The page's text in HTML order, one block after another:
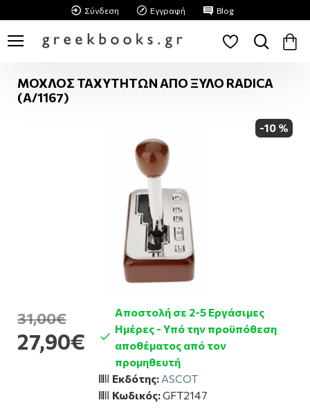
Σύνδεση Εγγραφή Blog
ΜΟΧΛΟΣ ΤΑΧΥΤΗΤΩΝ ΑΠΟ ΞΥΛΟ RADICA
(A/1167)
-10 %
27,90€
31,00€
Αποστολή σε 2-5 Εργάσιμες
Ημέρες - Υπό την προϋπόθεση
αποθέματος από τον
προμηθευτή
Εκδότης: ASCOT
Κωδικός:GFT2147